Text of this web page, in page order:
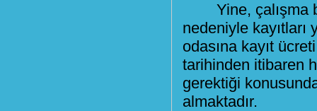
Yine, çalışma
nedeniyle
odasına kayıt
tarihinden itibaren
gerektiği
almaktadır.